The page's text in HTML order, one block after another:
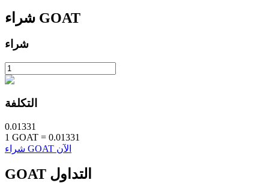
احصل على أرباح طويلة الأجل وفوائد مرنة
شراء GOAT
شراء
التكلفة
0.01331
1 GOAT = 0.01331
شراء GOAT الآن
GOAT التداول